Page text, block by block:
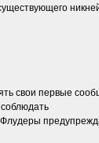
свои первые